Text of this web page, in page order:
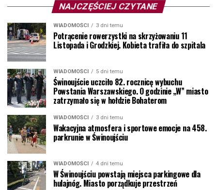
NAJCZĘŚCIEJ CZYTANE
WIADOMOŚCI 3 dni temu
Potrącenie rowerzystki na skrzyżowaniu 11
Listopada i Grodzkiej. Kobieta trafiła do szpitala
WIADOMOŚCI 5 dni temu
Świnoujście uczciło 82. rocznicę wybuchu
Powstania Warszawskiego. O godzinie „W” miasto
zatrzymało się w hołdzie Bohaterom
WIADOMOŚCI 3 dni temu
Wakacyjna atmosfera i sportowe emocje na 458.
parkrunie w Świnoujściu
WIADOMOŚCI 4 dni temu
W Świnoujściu powstają miejsca parkingowe dla
hulajnóg. Miasto porządkuje przestrzeń